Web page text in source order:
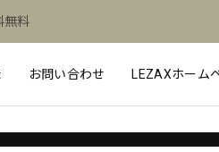
無料
お問い合わせ LEZAXホーム